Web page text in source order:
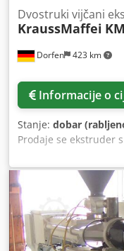
Dorfen 423 km
Dvostruki vijčani
KraussMaffei
Informacije o
Stanje: dobar
Prodaje se ekstruder
KMD63. Ekstruder je
demontirani i mogu
proizvodnje 2004. -
odnosi na ekstruder,
Ure Amgsr Na
izradu izvoznih
slobodno se javite.